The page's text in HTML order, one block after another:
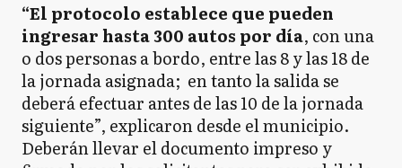
“El protocolo establece que pueden
ingresar hasta 300 autos por día, con una
o dos personas a bordo, entre las 8 y las 18 de
la jornada asignada; en tanto la salida se
deberá efectuar antes de las 10 de la jornada
siguiente”, explicaron desde el municipio.
Deberán llevar el documento impreso y